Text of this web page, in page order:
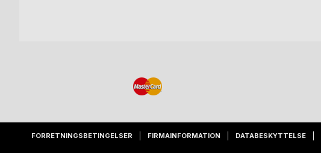
FORRETNINGSBETINGELSER FIRMAINFORMATION DATABESKYTTELSE